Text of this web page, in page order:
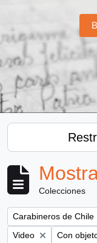
Colecciones
Remove filter:
Carabineros de Chile
Remove filter:
Video Remove
Con